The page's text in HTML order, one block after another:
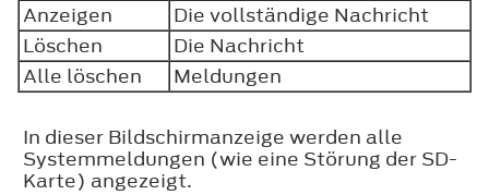
Anzeigen
Die vollständige Nachricht
Löschen
Die Nachricht
Alle löschen
Meldungen
In dieser Bildschirmanzeige werden alle
Systemmeldungen (wie eine Störung der SD-
Karte) angezeigt.